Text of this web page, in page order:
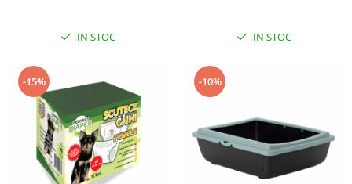
IN STOC IN STOC
-15% -10%